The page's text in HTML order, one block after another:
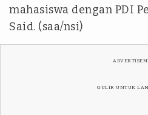
mahasiswa dengan PDI
Said. (saa/nsi)
GULIR UNTUK